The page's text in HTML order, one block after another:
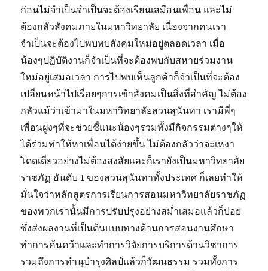
ก่อนไม่จำเป็นจำเป็นจะต้องเรียนเสมือนเพื่อน และไม่
ต้องกลัวสังคมภายในมหาวิทยาลัย เนื่องจากคนเรา
จำเป็นจะต้องไปพบพบสังคมใหม่อยู่ตลอดเวลา เมื่อ
น้องๆปฏิบัติงานก็จำเป็นที่จะต้องพบกับสหายร่วมงาน
ใหม่อยู่เสมอเวลา การไปพบเห็นลูกค้าก็จำเป็นที่จะต้อง
เปลี่ยนหน้าไปเรื่อยๆการเข้าสังคมเป็นสิ่งที่สำคัญ ไม่ต้อง
กลัวแม้ว่าเข้ามาในมหาวิทยาลัยสวนสุนันทา เรามีพี่ๆ
เพื่อนฝูงๆที่จะช่วยชี้แนะน้องๆรวมทั้งมีกิจกรรมต่างๆให้
ได้ร่วมทำให้หาเพื่อนได้ง่ายขึ้น ไม่ต้องกลัวว่าจะเหงา
โดดเดี่ยวอย่างไม่ต้องสงสัยและก็เรายังเป็นมหาวิทยาลัย
ราชภัฏ อันดับ 1 ของสวนสุนันทาทั้งประเทศ ก็เลยทำให้
มั่นใจว่าหลักสูตรการเรียนการสอนมหาวิทยาลัยราชภัฏ
ของพวกเรานั้นมีการปรับปรุงอย่างสม่ำเสมอแล้วก็บ่อย
ซึ่งส่งผลงานที่เป็นต้นแบบทางด้านการสอนงานศึกษา
ทำการค้นคว้าและทำการวิจัยการบริการด้านวิชาการ
รวมถึงการทำนุบำรุงศิลป์แล้วก็วัฒนธรรม รวมทั้งการ